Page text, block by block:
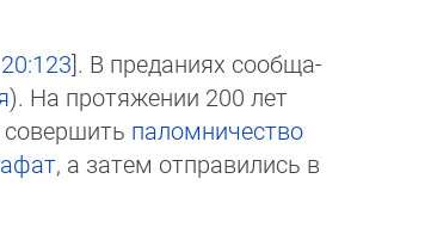
20:123]. В преданиях сооб­ща­
). На протя­же­нии 200 лет
палом­ничество
, а затем отпра­вились в